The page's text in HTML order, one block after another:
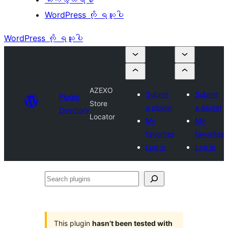
WordPress ကို ရယူပါ
WordPress ကို ရယူပါ
Plugin
Directory
AZEXO
Store
Locator
Submit
a plugin
My
favorites
Log in
Submit
a plugin
My
favorites
Log in
Search
This plugin hasn’t been tested with